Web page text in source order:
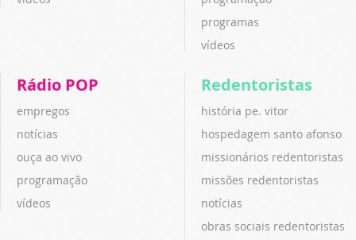
programas
vídeos
Rádio POP
empregos
notícias
ouça ao vivo
programação
vídeos
Redentoristas
história pe. vitor
hospedagem santo afonso
missionários redentoristas
missões redentoristas
notícias
obras sociais redentoristas